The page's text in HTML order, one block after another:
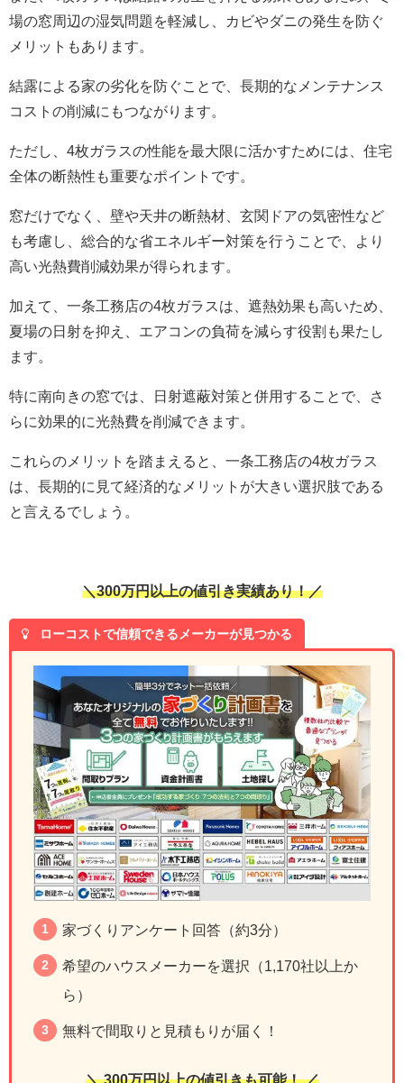
場の窓周辺の湿気問題を軽減し、カビやダニの発生を防ぐ
メリットもあります。
結露による家の劣化を防ぐことで、長期的なメンテナンス
コストの削減にもつながります。
ただし、4枚ガラスの性能を最大限に活かすためには、住宅
全体の断熱性も重要なポイントです。
窓だけでなく、壁や天井の断熱材、玄関ドアの気密性など
も考慮し、総合的な省エネルギー対策を行うことで、より
高い光熱費削減効果が得られます。
加えて、一条工務店の4枚ガラスは、遮熱効果も高いため、
夏場の日射を抑え、エアコンの負荷を減らす役割も果たし
ます。
特に南向きの窓では、日射遮蔽対策と併用することで、さ
らに効果的に光熱費を削減できます。
これらのメリットを踏まえると、一条工務店の4枚ガラス
は、長期的に見て経済的なメリットが大きい選択肢である
と言えるでしょう。
＼300万円以上の値引き実績あり！／
ローコストで信頼できるメーカーが見つかる
家づくりアンケート回答（約3分）
希望のハウスメーカーを選択（1,170社以上か
ら）
無料で間取りと見積もりが届く！
＼ 300万円以上の値引きも可能！ ／